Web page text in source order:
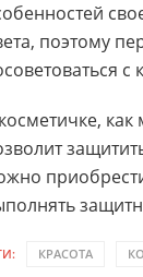
поэтому
с
КРАСОТА